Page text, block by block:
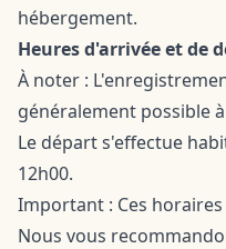
hébergement.
Heures d'arrivée et de
À noter :
généralement possible
Le départ s'effectue
12h00.
Important : Ces
Nous vous